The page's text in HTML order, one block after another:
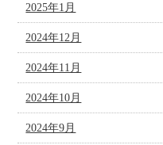
2025年1月
2024年12月
2024年11月
2024年10月
2024年9月